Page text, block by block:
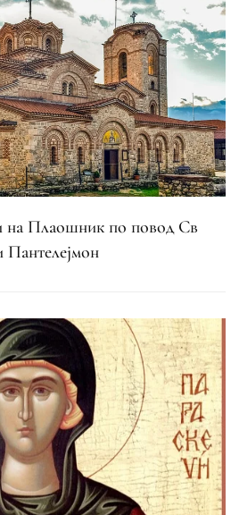
на Плаошник по повод Св